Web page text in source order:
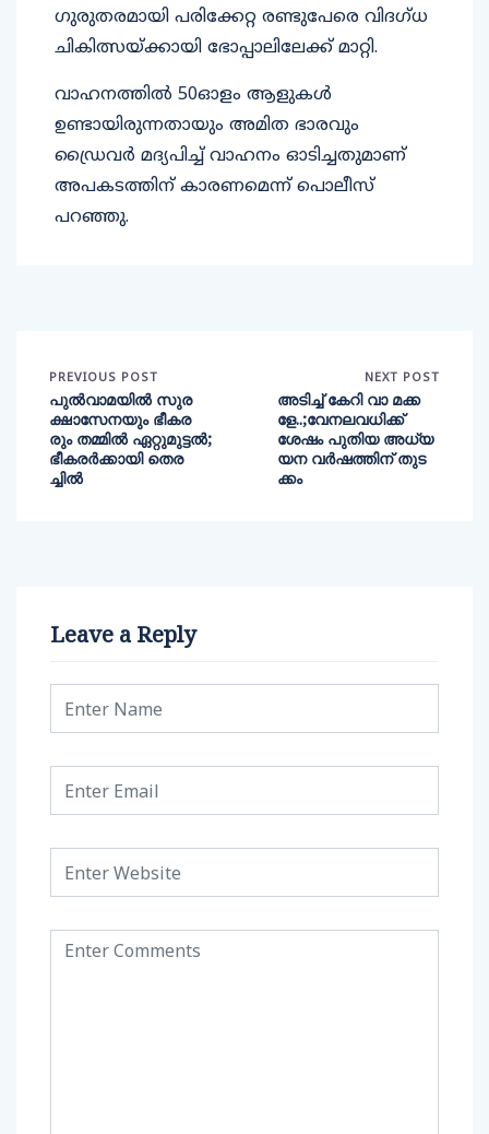
ഗുരുതരമായി പരിക്കേറ്റ രണ്ടുപേരെ വിദഗ്ധ
ചികിത്സയ്ക്കായി ഭോപ്പാലിലേക്ക് മാറ്റി.
വാഹനത്തില്‍ 50ഓളം ആളുകള്‍
ഉണ്ടായിരുന്നതായും അമിത ഭാരവും
ഡ്രൈവര്‍ മദ്യപിച്ച് വാഹനം ഓടിച്ചതുമാണ്
അപകടത്തിന് കാരണമെന്ന് പൊലീസ്
പറഞ്ഞു.
PREVIOUS POST
പുല്‍വാമയില്‍ സുര
ക്ഷാസേനയും ഭീകര
രും തമ്മില്‍ ഏറ്റുമുട്ടല്‍;
ഭീകരര്‍ക്കായി തെര
ച്ചില്‍
NEXT POST
അടിച്ച് കേറി വാ മക്ക
ളേ..;വേനലവധിക്ക്
ശേഷം പുതിയ അധ്യ
യന വര്‍ഷത്തിന് തുട
ക്കം
Leave a Reply